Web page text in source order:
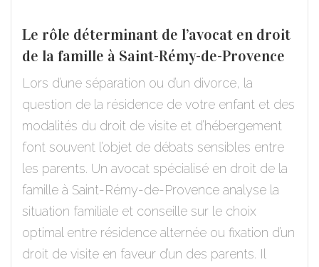
Le rôle déterminant de l’avocat en droit
de la famille à Saint-Rémy-de-Provence
Lors d’une séparation ou d’un divorce, la
question de la résidence de votre enfant et des
modalités du droit de visite et d’hébergement
font souvent l’objet de débats sensibles entre
les parents. Un avocat spécialisé en droit de la
famille à Saint-Rémy-de-Provence analyse la
situation familiale et conseille sur le choix
optimal entre résidence alternée ou fixation d’un
droit de visite en faveur d’un des parents. Il